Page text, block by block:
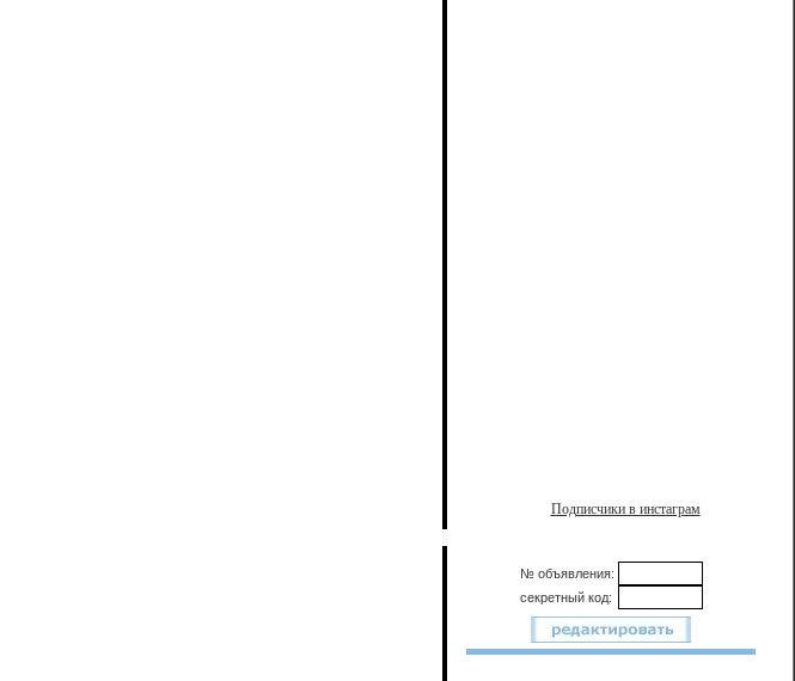
Подписчики в инстаграм
№ объявления:
секретный код: